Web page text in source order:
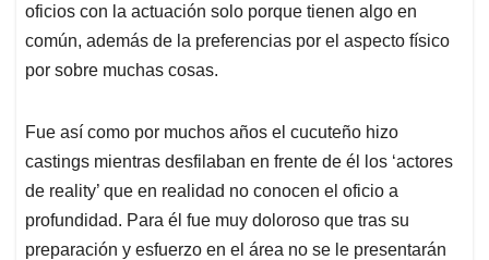
oficios con la actuación solo porque tienen algo en
común, además de la preferencias por el aspecto físico
por sobre muchas cosas.
Fue así como por muchos años el cucuteño hizo
castings mientras desfilaban en frente de él los ‘actores
de reality’ que en realidad no conocen el oficio a
profundidad. Para él fue muy doloroso que tras su
preparación y esfuerzo en el área no se le presentarán